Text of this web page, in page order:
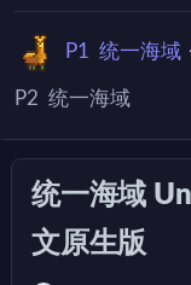
P1 统一海域
P2 统一海域
统一海域
文原生版